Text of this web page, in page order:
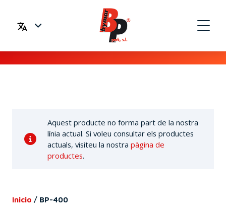
Aquest producte no forma part de la nostra
línia actual. Si voleu consultar els productes
actuals, visiteu la nostrapàgina de
productes.
Inicio / BP-400